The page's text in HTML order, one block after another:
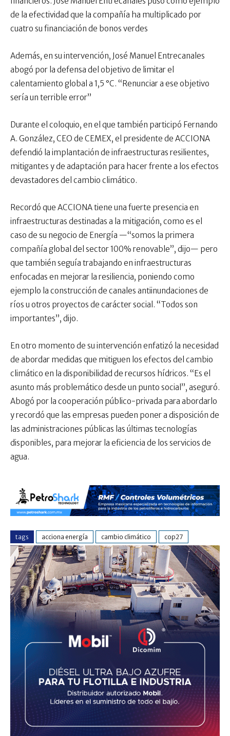
de la efectividad que la compañía ha multiplicado por
cuatro su financiación de bonos verdes
Además, en su intervención, José Manuel Entrecanales
abogó por la defensa del objetivo de limitar el
calentamiento global a 1,5 °C. “Renunciar a ese objetivo
sería un terrible error”
Durante el coloquio, en el que también participó Fernando
A. González, CEO de CEMEX, el presidente de ACCIONA
defendió la implantación de infraestructuras resilientes,
mitigantes y de adaptación para hacer frente a los efectos
devastadores del cambio climático.
Recordó que ACCIONA tiene una fuerte presencia en
infraestructuras destinadas a la mitigación, como es el
caso de su negocio de Energía —“somos la primera
compañía global del sector 100% renovable”, dijo— pero
que también seguía trabajando en infraestructuras
enfocadas en mejorar la resiliencia, poniendo como
ejemplo la construcción de canales antiinundaciones de
ríos u otros proyectos de carácter social. “Todos son
importantes”, dijo.
En otro momento de su intervención enfatizó la necesidad
de abordar medidas que mitiguen los efectos del cambio
climático en la disponibilidad de recursos hídricos. “Es el
asunto más problemático desde un punto social”, aseguró.
Abogó por la cooperación público-privada para abordarlo
y recordó que las empresas pueden poner a disposición de
las administraciones públicas las últimas tecnologías
disponibles, para mejorar la eficiencia de los servicios de
agua.
tags acciona energía cambio climático cop27